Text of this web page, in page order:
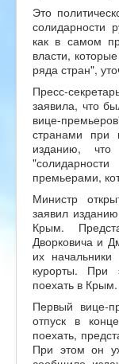
Это
солидарности
как в самом
власти,
ряда стран",
Пресс-
заявила, что
вице-
странами при
изданию,
премьерами,
Министр
заявил
Крым.
Дворковича и
их
курорты. При
поехать в Крым.
Первый вице-
отпуск в
поехать,
При этом он